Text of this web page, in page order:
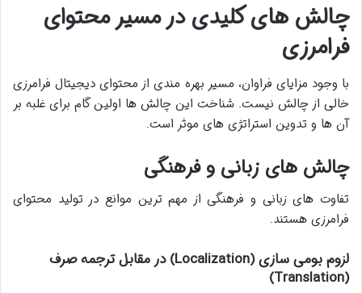
چالش های کلیدی در مسیر محتوای
فرامرزی
با وجود مزایای فراوان، مسیر بهره مندی از محتوای دیجیتال فرامرزی
خالی از چالش نیست. شناخت این چالش ها اولین گام برای غلبه بر
آن ها و تدوین استراتژی های موثر است.
چالش های زبانی و فرهنگی
تفاوت های زبانی و فرهنگی از مهم ترین موانع در تولید محتوای
فرامرزی هستند.
لزوم بومی سازی (Localization) در مقابل ترجمه صرف
(Translation)